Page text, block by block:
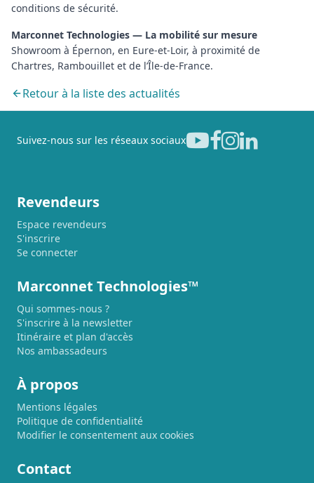
conditions de sécurité.
Marconnet Technologies — La mobilité sur mesure
Showroom à Épernon, en Eure-et-Loir, à proximité de
Chartres, Rambouillet et de l’Île-de-France.
Retour à la liste des actualités
Suivez-nous sur les réseaux sociaux
Revendeurs
Espace revendeurs
S'inscrire
Se connecter
Marconnet Technologies™
Qui sommes-nous ?
S'inscrire à la newsletter
Itinéraire et plan d'accès
Nos ambassadeurs
À propos
Mentions légales
Politique de confidentialité
Modifier le consentement aux cookies
Contact